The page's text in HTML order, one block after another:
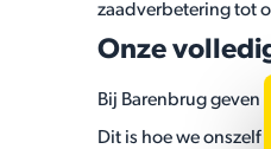
zaadverbetering tot
Onze
Bij Barenbrug
Dit is hoe we onszelf